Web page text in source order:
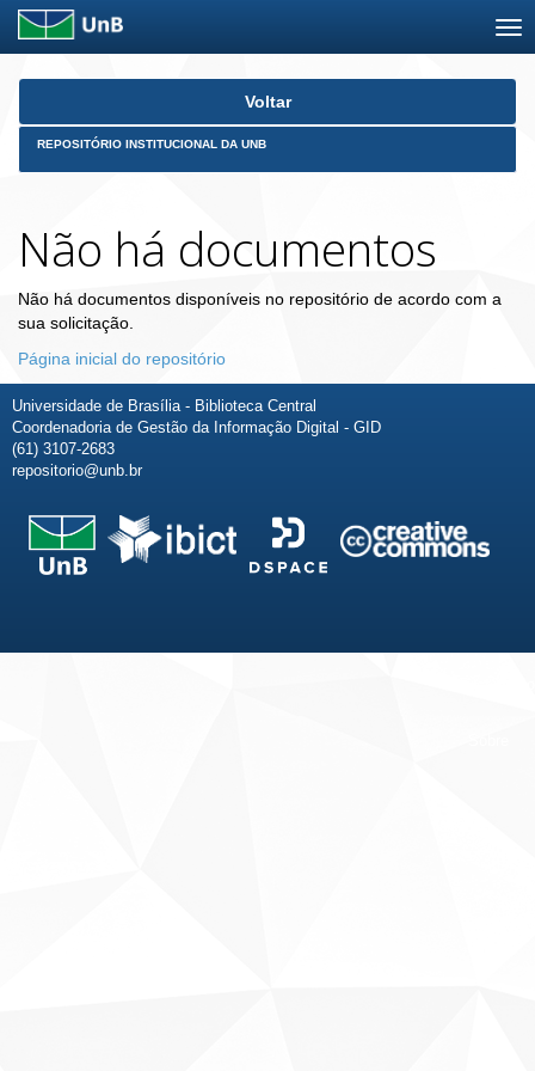
Skip
Voltar
REPOSITÓRIO INSTITUCIONAL DA UNB
Não há documentos
Não há documentos disponíveis no repositório de acordo com a
sua solicitação.
Página inicial do repositório
Universidade de Brasília - Biblioteca Central
Coordenadoria de Gestão da Informação Digital - GID
(61) 3107-2683
repositorio@unb.br